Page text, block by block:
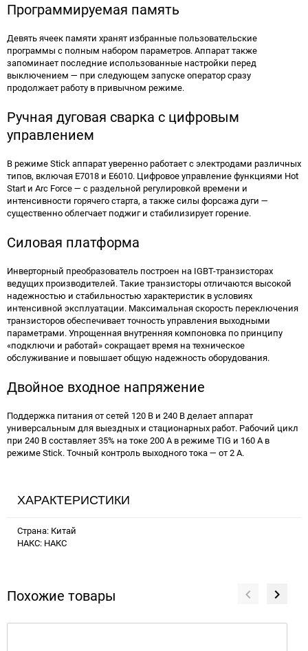
Программируемая память
Девять ячеек памяти хранят избранные пользовательские
программы с полным набором параметров. Аппарат также
запоминает последние использованные настройки перед
выключением — при следующем запуске оператор сразу
продолжает работу в привычном режиме.
Ручная дуговая сварка с цифровым
управлением
В режиме Stick аппарат уверенно работает с электродами различных
типов, включая E7018 и E6010. Цифровое управление функциями Hot
Start и Arc Force — с раздельной регулировкой времени и
интенсивности горячего старта, а также силы форсажа дуги —
существенно облегчает поджиг и стабилизирует горение.
Силовая платформа
Инверторный преобразователь построен на IGBT-транзисторах
ведущих производителей. Такие транзисторы отличаются высокой
надежностью и стабильностью характеристик в условиях
интенсивной эксплуатации. Максимальная скорость переключения
транзисторов обеспечивает точность управления выходными
параметрами. Упрощенная внутренняя компоновка по принципу
«подключи и работай» сокращает время на техническое
обслуживание и повышает общую надежность оборудования.
Двойное входное напряжение
Поддержка питания от сетей 120 В и 240 В делает аппарат
универсальным для выездных и стационарных работ. Рабочий цикл
при 240 В составляет 35% на токе 200 А в режиме TIG и 160 А в
режиме Stick. Точный контроль выходного тока — от 2 А.
ХАРАКТЕРИСТИКИ
Страна: Китай
НАКС: НАКС
Похожие товары